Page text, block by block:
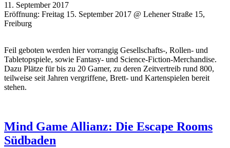
11. September 2017
Eröffnung: Freitag 15. September 2017 @ Lehener Straße 15,
Freiburg
Feil geboten werden hier vorrangig Gesellschafts-, Rollen- und
Tabletopspiele, sowie Fantasy- und Science-Fiction-Merchandise.
Dazu Plätze für bis zu 20 Gamer, zu deren Zeitvertreib rund 800,
teilweise seit Jahren vergriffene, Brett- und Kartenspielen bereit
stehen.
Mind Game Allianz: Die Escape Rooms
Südbaden